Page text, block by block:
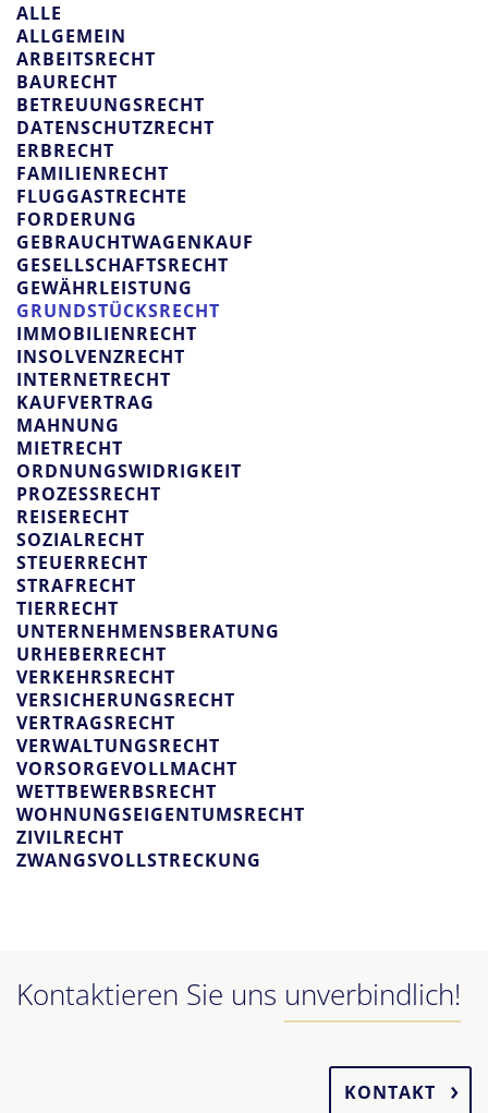
ALLE
ALLGEMEIN
ARBEITSRECHT
BAURECHT
BETREUUNGSRECHT
DATENSCHUTZRECHT
ERBRECHT
FAMILIENRECHT
FLUGGASTRECHTE
FORDERUNG
GEBRAUCHTWAGENKAUF
GESELLSCHAFTSRECHT
GEWÄHRLEISTUNG
GRUNDSTÜCKSRECHT
IMMOBILIENRECHT
INSOLVENZRECHT
INTERNETRECHT
KAUFVERTRAG
MAHNUNG
MIETRECHT
ORDNUNGSWIDRIGKEIT
PROZESSRECHT
REISERECHT
SOZIALRECHT
STEUERRECHT
STRAFRECHT
TIERRECHT
UNTERNEHMENSBERATUNG
URHEBERRECHT
VERKEHRSRECHT
VERSICHERUNGSRECHT
VERTRAGSRECHT
VERWALTUNGSRECHT
VORSORGEVOLLMACHT
WETTBEWERBSRECHT
WOHNUNGSEIGENTUMSRECHT
ZIVILRECHT
ZWANGSVOLLSTRECKUNG
Kontaktieren Sie uns unverbindlich!
KONTAKT